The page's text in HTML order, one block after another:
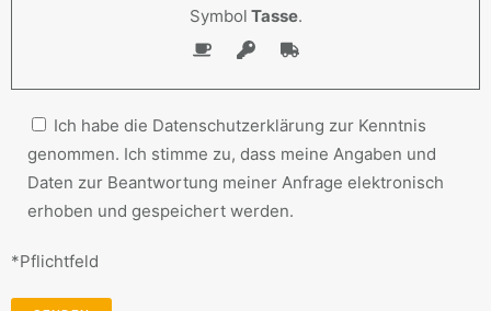
Symbol Tasse.
Ich habe die Datenschutzerklärung zur Kenntnis
genommen. Ich stimme zu, dass meine Angaben und
Daten zur Beantwortung meiner Anfrage elektronisch
erhoben und gespeichert werden.
*Pflichtfeld